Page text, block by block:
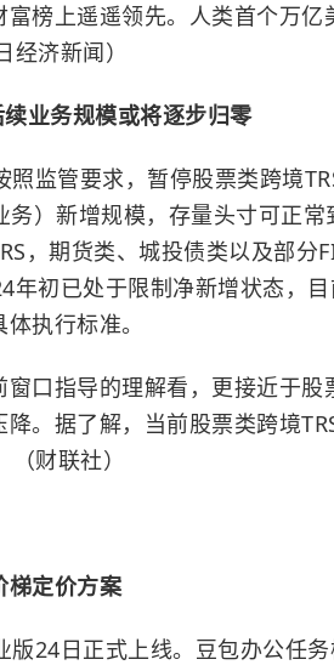
榜上遥遥领先。人类首个万亿
济新闻）
业务规模或将逐步归零
监管要求，暂停股票类跨境
）新增规模，存量头寸可正常
，期货类、城投债类以及部分
年初已处于限制净新增状态，
执行标准。
口指导的理解看，更接近于股
。据了解，当前股票类跨境
财联社）
梯定价方案
24日正式上线。豆包办公任